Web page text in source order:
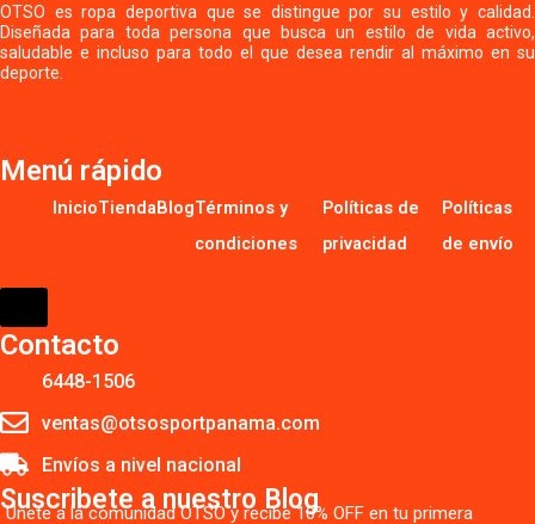
OTSO es ropa deportiva que se distingue por su estilo y calidad.
Diseñada para toda persona que busca un estilo de vida activo,
saludable e incluso para todo el que desea rendir al máximo en su
deporte.
Menú rápido
InicioTiendaBlogTérminos y
condiciones
Políticas de
privacidad
Políticas
de envío
TOGGLE
MENU
Contacto
6448-1506
ventas@otsosportpanama.com
Envíos a nivel nacional
Suscribete a nuestro Blog
Únete a la comunidad OTSO y recibe 10% OFF en tu primera